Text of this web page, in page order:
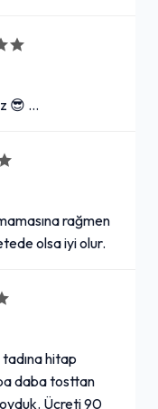
😎 …
rağmen
olsa iyi olur.
hitap
daba tosttan
Ücreti 90